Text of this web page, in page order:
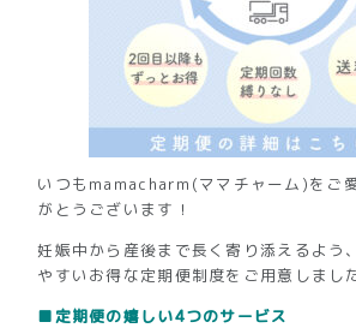
いつもmamacharm(ママチャーム)をご
がとうございます！
妊娠中から産後まで長く寄り添えるよう
やすいお得な定期便制度をご用意しまし
■定期便の嬉しい4つのサービス